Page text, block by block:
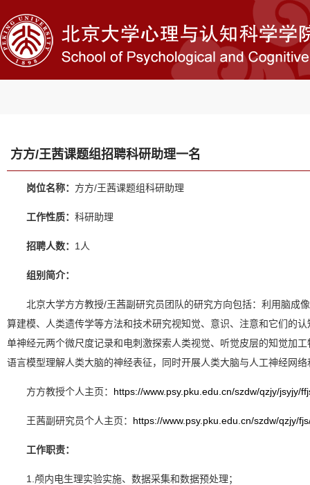
方方/王茜课题组招聘科研助理一名
岗位名称： 方方/王茜课题组科研助理
工作性质： 科研助理
招聘人数： 1人
组别简介：
北京大学方方教授/王茜副研究员团队的研究方向包括：利用脑成
算建模、人类遗传学等方法和技术研究视知觉、意识、注意和它们的
单神经元两个微尺度记录和电刺激探索人类视觉、听觉皮层的知觉加
语言模型理解人类大脑的神经表征，同时开展人类大脑与人工神经网
方方教授个人主页： https://www.psy.pku.edu.cn/szdw/qzjy/jsyjy/
王茜副研究员个人主页： https://www.psy.pku.edu.cn/szdw/qzjy/
工作职责：
1.颅内电生理实验实施、数据采集和数据预处理；